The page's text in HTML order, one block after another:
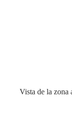
Vista de la zona